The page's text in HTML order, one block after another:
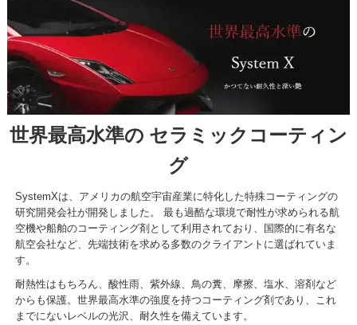
世界最高水準の セラミックコーティン
グ
SystemXは、アメリカの航空宇宙産業に特化した特殊コーティングの
研究開発会社が開発しました。 最も過酷な環境で耐性が求められる航
空機や船舶のコーティング剤として利用されており、国際的に有名な
航空会社など、先端技術を求める多数のクライアントに選ばれていま
す。
耐熱性はもちろん、酸性雨、紫外線、鳥の糞、摩擦、塩水、溶剤など
からも保護。世界最高水準の強度を持つコーティング剤であり、これ
までにないレベルの光沢、耐久性を備えています。